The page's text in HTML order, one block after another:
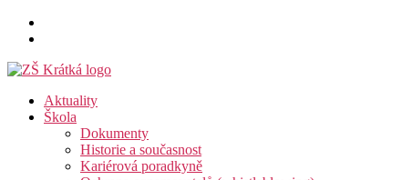
Aktuality
Škola
Dokumenty
Historie a současnost
Kariérová poradkyně